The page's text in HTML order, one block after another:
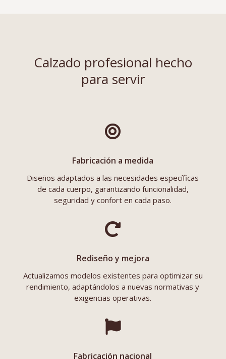
Calzado profesional hecho
para servir

Fabricación a medida
Diseños adaptados a las necesidades específicas
de cada cuerpo, garantizando funcionalidad,
seguridad y confort en cada paso.

Rediseño y mejora
Actualizamos modelos existentes para optimizar su
rendimiento, adaptándolos a nuevas normativas y
exigencias operativas.

Fabricación nacional